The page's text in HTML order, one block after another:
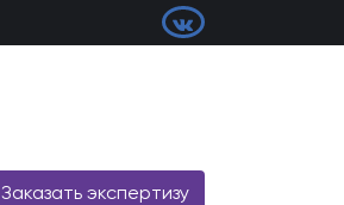
Заказать экспертизу